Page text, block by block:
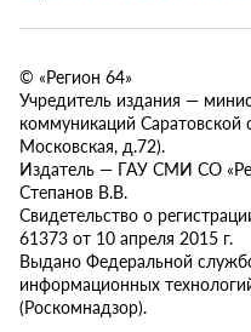
© «Регион 64»
Учредитель издания —
коммуникаций Саратовской
Московская, д.72).
Издатель — ГАУ СМИ СО
Степанов В.В.
Свидетельство о
61373 от 10 апреля 2015 г.
Выдано Федеральной
информационных
(Роскомнадзор).